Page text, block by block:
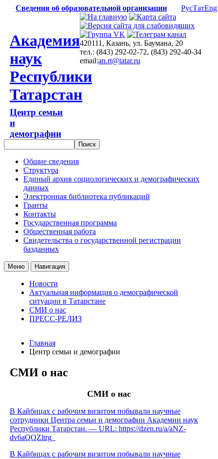
Сведения об образовательной организации РусТатEng
Академия
наук
Республики
Татарстан
Центр семьи
и
демографии
420111, Казань, ул. Баумана, 20
тел.: (843) 292-02-72, (843) 292-40-34
email:an.rt@tatar.ru
Общие сведения
Структура
Единый архив социологических и демографических
данных
Электронная библиотека публикаций
Гранты
Контакты
Государственная программа
Общественная работа
Свидетельства о государственной регистрации
базданных
Меню Навигация
Новости
Актуальная информация о демографической
ситуации в Татарстане
СМИ о нас
ПРЕСС-РЕЛИЗ
Главная
Центр семьи и демографии
СМИ о нас
СМИ о нас
В Кайбицах с рабочим визитом побывали научные
сотрудники Центра семьи и демографии Академии наук
Республики Татарстан. — URL: https://dzen.ru/a/aNZ-
dv6aQQZltrg_
В Кайбицах с рабочим визитом побывали научные